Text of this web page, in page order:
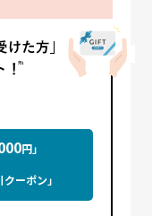
円」
ーポン」